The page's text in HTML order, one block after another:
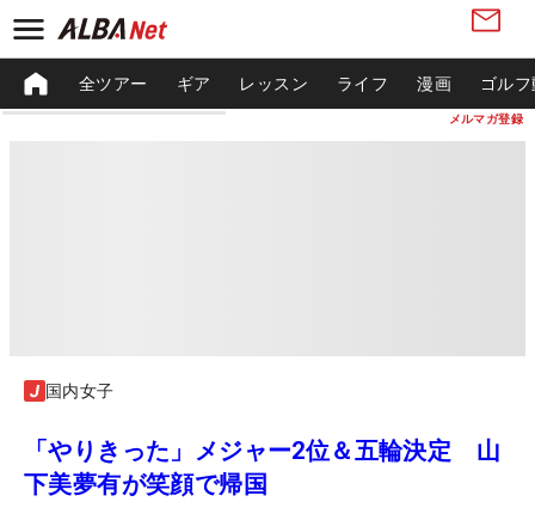
メルマガ登録
全ツアー ギア レッスン ライフ 漫画 ゴル
国内女子
「やりきった」メジャー2位＆五輪決定 山
下美夢有が笑顔で帰国